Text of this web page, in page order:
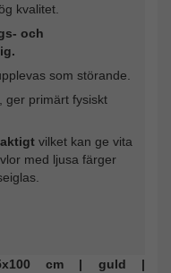
kvalitet.
och
som störande.
, ger primärt fysiskt
vilket kan ge vita
med ljusa färger
cm | guld |